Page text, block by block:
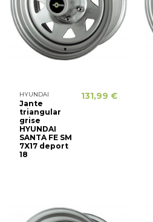
HYUNDAI
Jante
triangular
grise
HYUNDAI
SANTA FE SM
7X17 deport
18
131,99 €